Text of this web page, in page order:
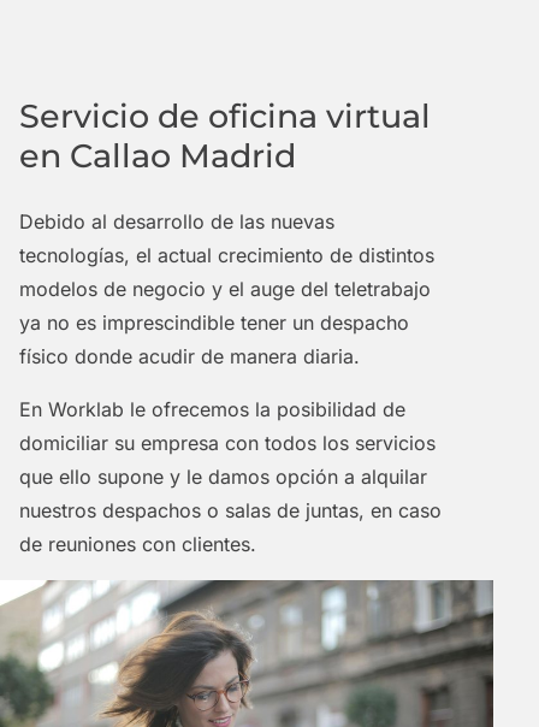
Servicio de oficina virtual
en Callao Madrid
Debido al desarrollo de las nuevas
tecnologías, el actual crecimiento de distintos
modelos de negocio y el auge del teletrabajo
ya no es imprescindible tener un despacho
físico donde acudir de manera diaria.
En Worklab le ofrecemos la posibilidad de
domiciliar su empresa con todos los servicios
que ello supone y le damos opción a alquilar
nuestros despachos o salas de juntas, en caso
de reuniones con clientes.